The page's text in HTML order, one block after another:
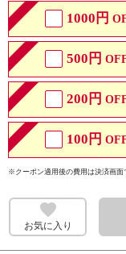
1000円
500円
200円
100円
※クーポン適用後の費用は決済画面
お気に入り